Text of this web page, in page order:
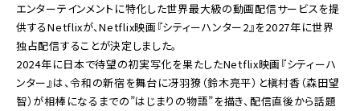
エンターテインメントに特化した世界最大級の動画配信サービスを提
供するNetflixが、Netflix映画『シティーハンター2』を2027年に世界
独占配信することが決定しました。
2024年に日本で待望の初実写化を果たしたNetflix映画『シティーハ
ンター』は、令和の新宿を舞台に冴羽獠（鈴木亮平）と槇村香（森田望
智）が相棒になるまでの”はじまりの物語”を描き、配信直後から話題